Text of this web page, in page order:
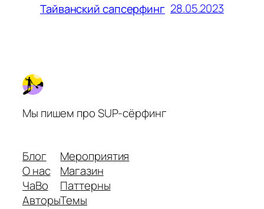
Тайванский сапсерфинг 28.05.2023
Мы пишем про SUP-сёрфинг
Блог
О нас
ЧаВо
Авторы
Мероприятия
Магазин
Паттерны
Темы